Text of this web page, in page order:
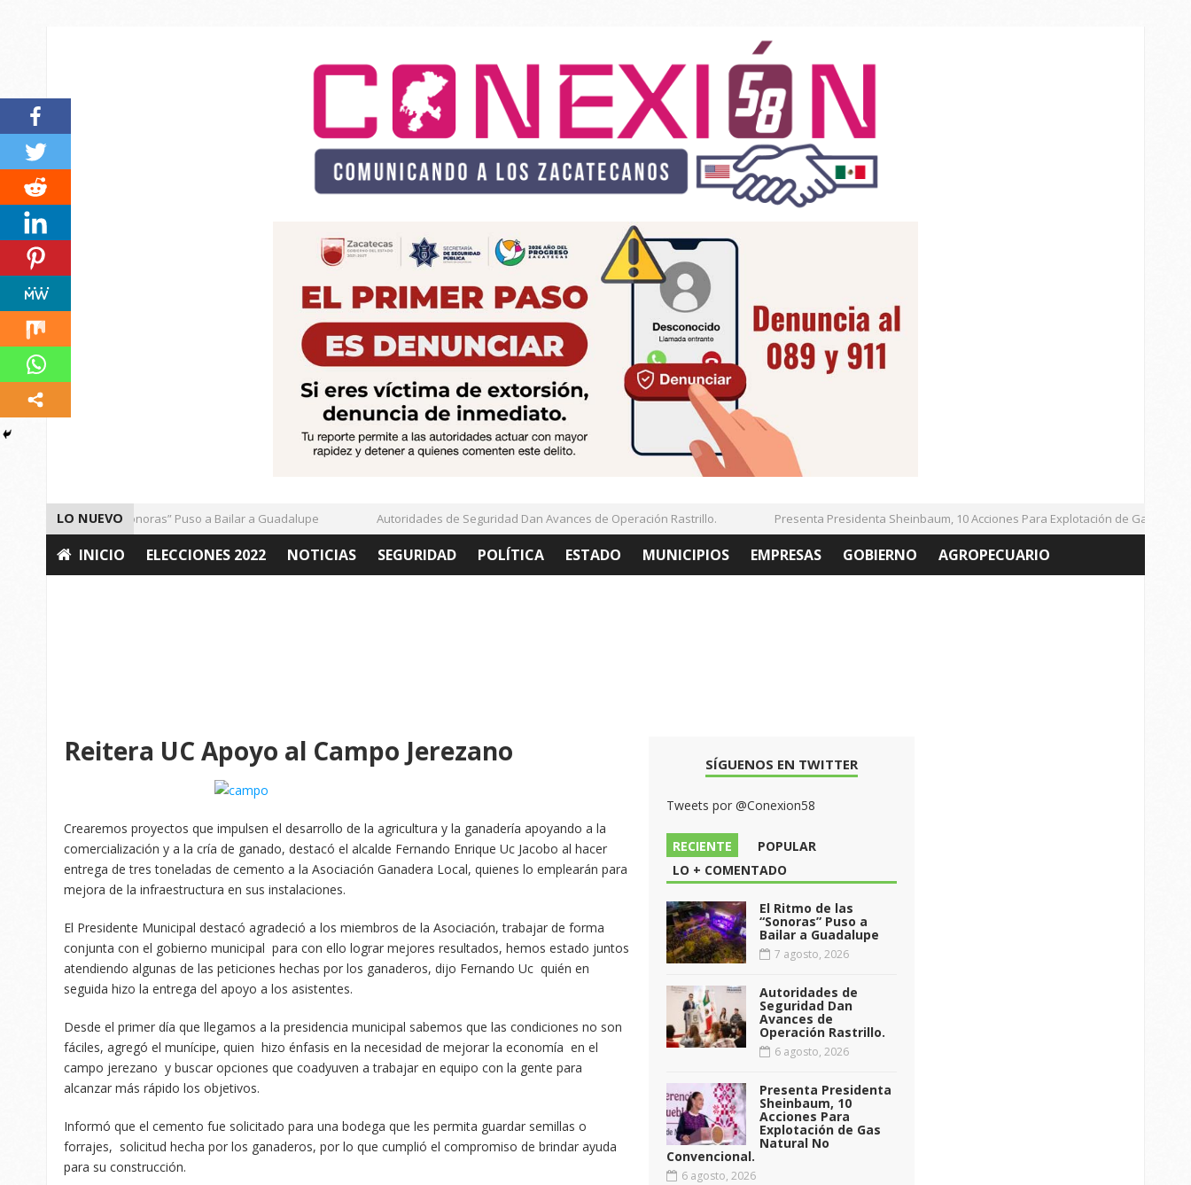
LO NUEVO
El Ritmo de las “Sonoras” Puso a Bailar a Guadalupe Autoridades de Seguridad Dan Avances de Operación Rastrillo. Presenta Presidenta Sheinbaum, 10 Acciones Para Explotación de Gas Natural
INICIO ELECCIONES 2022 NOTICIAS SEGURIDAD POLÍTICA ESTADO MUNICIPIOS EMPRESAS GOBIERNO AGROPECUARIO
Reitera UC Apoyo al Campo Jerezano
Crearemos proyectos que impulsen el desarrollo de la agricultura y la ganadería apoyando a la
comercialización y a la cría de ganado, destacó el alcalde Fernando Enrique Uc Jacobo al hacer
entrega de tres toneladas de cemento a la Asociación Ganadera Local, quienes lo emplearán para
mejora de la infraestructura en sus instalaciones.
El Presidente Municipal destacó agradeció a los miembros de la Asociación, trabajar de forma
conjunta con el gobierno municipal para con ello lograr mejores resultados, hemos estado juntos
atendiendo algunas de las peticiones hechas por los ganaderos, dijo Fernando Uc quién en
seguida hizo la entrega del apoyo a los asistentes.
Desde el primer día que llegamos a la presidencia municipal sabemos que las condiciones no son
fáciles, agregó el munícipe, quien hizo énfasis en la necesidad de mejorar la economía en el
campo jerezano y buscar opciones que coadyuven a trabajar en equipo con la gente para
alcanzar más rápido los objetivos.
Informó que el cemento fue solicitado para una bodega que les permita guardar semillas o
forrajes, solicitud hecha por los ganaderos, por lo que cumplió el compromiso de brindar ayuda
para su construcción.
SÍGUENOS EN TWITTER
Tweets por @Conexion58
RECIENTE
POPULAR
LO + COMENTADO
El Ritmo de las
“Sonoras” Puso a
Bailar a Guadalupe
7 agosto, 2026
Autoridades de
Seguridad Dan
Avances de
Operación Rastrillo.
6 agosto, 2026
Presenta Presidenta
Sheinbaum, 10
Acciones Para
Explotación de Gas
Natural No
Convencional.
6 agosto, 2026